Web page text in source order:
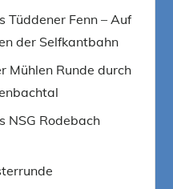
Tüddener Fenn – Auf
der Selfkantbahn
Mühlen Runde durch
NSG Rodebach